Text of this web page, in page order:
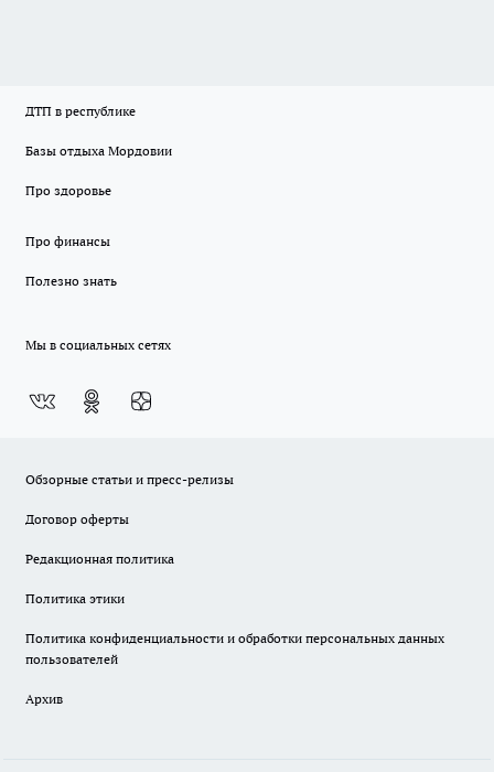
ДТП в республике
Базы отдыха Мордовии
Про здоровье
Про финансы
Полезно знать
Мы в социальных сетях
Обзорные статьи и пресс-релизы
Договор оферты
Редакционная политика
Политика этики
Политика конфиденциальности и обработки персональных данных
пользователей
Архив